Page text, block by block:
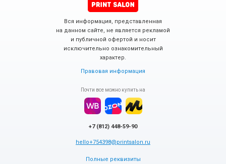
Вся информация, представленная
на данном сайте, не является рекламой
и публичной офертой и носит
исключительно ознакомительный
характер.
Правовая информация
Почти все можно купить на
+7 (812) 448-59-90
hello+754398@printsalon.ru
Полные реквизиты